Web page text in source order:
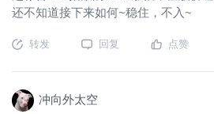
还不知道接下来如何~稳住，不入~
转发 回复 点赞
冲向外太空